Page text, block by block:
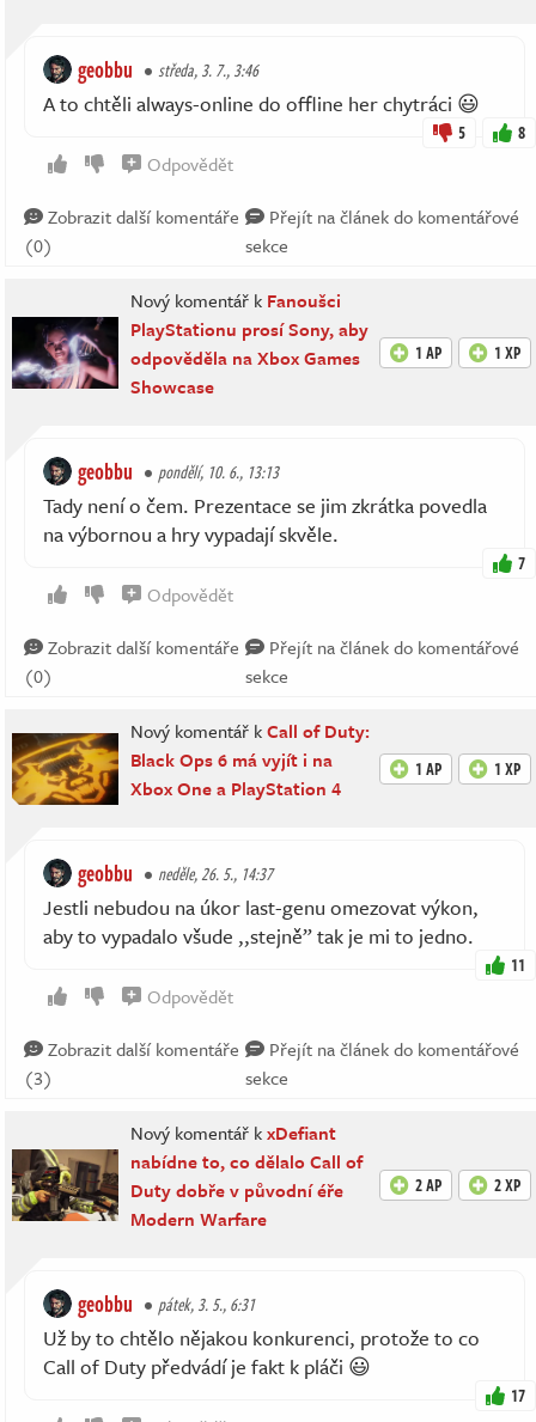
geobbu středa, 3. 7., 3:46
A to chtěli always-online do offline her chytráci 😃
5 8
Odpovědět
Zobrazit další komentáře
(0)
Přejít na článek do komentářové
sekce
Nový komentář k Fanoušci
PlayStationu prosí Sony, aby
odpověděla na Xbox Games
Showcase
1 AP 1 XP
geobbu pondělí, 10. 6., 13:13
Tady není o čem. Prezentace se jim zkrátka povedla
na výbornou a hry vypadají skvěle.
7
Odpovědět
Zobrazit další komentáře
(0)
Přejít na článek do komentářové
sekce
Nový komentář kCall of Duty:
Black Ops 6 má vyjít i na
Xbox One a PlayStation 4
1 AP 1 XP
geobbu neděle, 26. 5., 14:37
Jestli nebudou na úkor last-genu omezovat výkon,
aby to vypadalo všude ,,stejně” tak je mi to jedno.
11
Odpovědět
Zobrazit další komentáře
(3)
Přejít na článek do komentářové
sekce
Nový komentář kxDefiant
nabídne to, co dělalo Call of
Duty dobře v původní éře
Modern Warfare
2 AP 2 XP
geobbu pátek, 3. 5., 6:31
Už by to chtělo nějakou konkurenci, protože to co
Call of Duty předvádí je fakt k pláči 😃
17